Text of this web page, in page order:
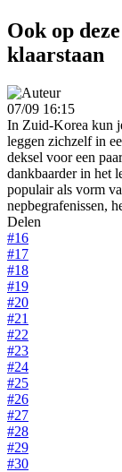
Ook op
klaarstaan
07/09 16:15
In Zuid-Korea kun
leggen zichzelf in
deksel voor een
dankbaarder in het
populair als vorm
nepbegrafenissen,
Delen
#16
#17
#18
#19
#20
#21
#22
#23
#24
#25
#26
#27
#28
#29
#30